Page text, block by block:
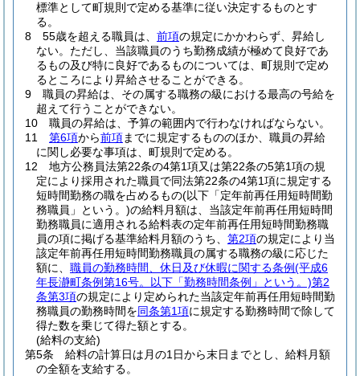
標準として町規則で定める基準に従い決定するものとす
る。
8
55歳を超える職員は、 前項の規定にかかわらず、昇給し
ない。 ただし、当該職員のうち勤務成績が極めて良好であ
るもの及び特に良好であるものについては、町規則で定め
るところにより昇給させることができる。
9
職員の昇給は、その属する職務の級における最高の号給を
超えて行うことができない。
10
職員の昇給は、予算の範囲内で行わなければならない。
11
第6項から前項までに規定するもののほか、職員の昇給
に関し必要な事項は、町規則で定める。
12
地方公務員法第22条の4第1項又は第22条の5第1項の規
定により採用された職員で同法第22条の4第1項に規定する
短時間勤務の職を占めるもの(以下「定年前再任用短時間勤
務職員」という。)の給料月額は、当該定年前再任用短時間
勤務職員に適用される給料表の定年前再任用短時間勤務職
員の項に掲げる基準給料月額のうち、 第2項の規定により当
該定年前再任用短時間勤務職員の属する職務の級に応じた
額に、 職員の勤務時間、休日及び休暇に関する条例(平成6
年長瀞町条例第16号。以下「勤務時間条例」という。)第2
条第3項の規定により定められた当該定年前再任用短時間勤
務職員の勤務時間を同条第1項に規定する勤務時間で除して
得た数を乗じて得た額とする。
(給料の支給)
第5条
給料の計算日は月の1日から末日までとし、給料月額
の全額を支給する。